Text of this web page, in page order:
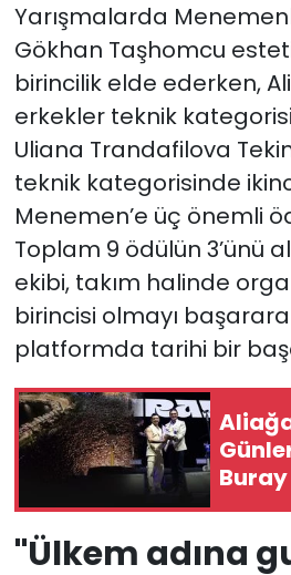
Yarışmalarda
Gökhan Taşhomcu
birincilik elde ederken,
erkekler teknik
Uliana Trandafilova
teknik kategorisinde
Menemen’e üç önemli
Toplam 9 ödülün 3’ünü
ekibi, takım halinde
birincisi olmayı
platformda tarihi bir
"Ülkem adına